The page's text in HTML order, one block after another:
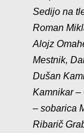
Sedijo na
Roman
Alojz
Mestnik,
Dušan
Kamnikar –
– sobarica
Ribarič